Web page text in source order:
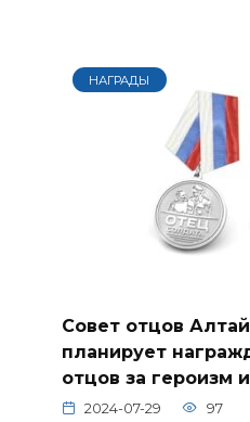
НАГРАДЫ
Совет отцов
планирует
отцов за героизм
2024-07-29 97